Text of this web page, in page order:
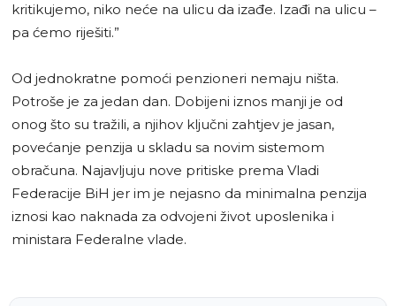
kritikujemo, niko neće na ulicu da izađe. Izađi na ulicu –
pa ćemo riješiti.”
Od jednokratne pomoći penzioneri nemaju ništa.
Potroše je za jedan dan. Dobijeni iznos manji je od
onog što su tražili, a njihov ključni zahtjev je jasan,
povećanje penzija u skladu sa novim sistemom
obračuna. Najavljuju nove pritiske prema Vladi
Federacije BiH jer im je nejasno da minimalna penzija
iznosi kao naknada za odvojeni život uposlenika i
ministara Federalne vlade.